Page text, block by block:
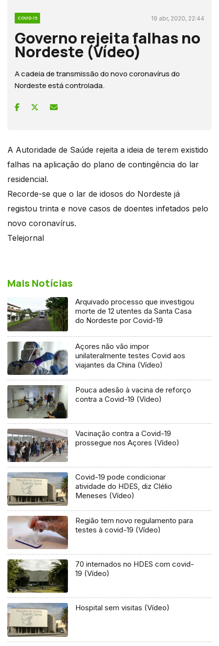
COVID-19 19 abr, 2020, 22:44
Governo rejeita falhas no
Nordeste (Vídeo)
A cadeia de transmissão do novo coronavírus do
Nordeste está controlada.
A Autoridade de Saúde rejeita a ideia de terem existido
falhas na aplicação do plano de contingência do lar
residencial.
Recorde-se que o lar de idosos do Nordeste já
registou trinta e nove casos de doentes infetados pelo
novo coronavírus.
Telejornal
Mais Notícias
Arquivado processo que investigou
morte de 12 utentes da Santa Casa
do Nordeste por Covid-19
Açores não vão impor
unilateralmente testes Covid aos
viajantes da China (Vídeo)
Pouca adesão à vacina de reforço
contra a Covid-19 (Vídeo)
Vacinação contra a Covid-19
prossegue nos Açores (Vídeo)
Covid-19 pode condicionar
atividade do HDES, diz Clélio
Meneses (Vídeo)
Região tem novo regulamento para
testes à covid-19 (Vídeo)
70 internados no HDES com covid-
19 (Vídeo)
Hospital sem visitas (Vídeo)